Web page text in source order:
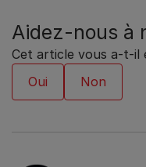
Aidez-nous à
Cet article vous a-t-il